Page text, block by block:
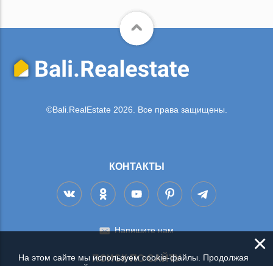
©Bali.RealEstate 2026. Все права защищены.
КОНТАКТЫ
Напишите нам
ПОИСК ПО САЙТУ
×
На этом сайте мы используем cookie-файлы. Продолжая